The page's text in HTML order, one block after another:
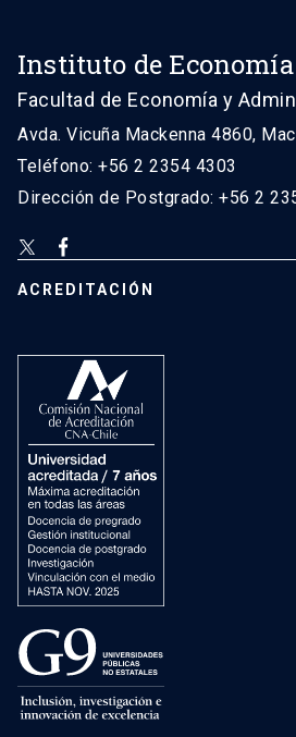
Instituto de Economía
Facultad de Economía y
Avda. Vicuña Mackenna 4860,
Teléfono: +56 2 2354 4303
Dirección de Postgrado: +56 2
ACREDITACIÓN